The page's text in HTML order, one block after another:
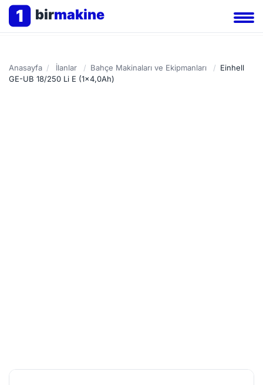
1 birmakine
Anasayfa / İlanlar / Bahçe Makinaları ve Ekipmanları / Einhell
GE-UB 18/250 Li E (1x4,0Ah)